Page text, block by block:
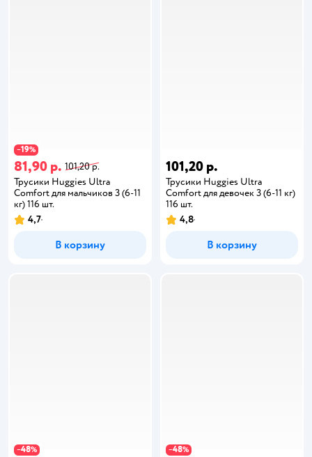
−19%
81,90 р. 101,20 р.
Трусики Huggies Ultra
Comfort для мальчиков 3 (6-11
кг) 116 шт.
4,7
В корзину
101,20 р.
Трусики Huggies Ultra
Comfort для девочек 3 (6-11 кг)
116 шт.
4,8
В корзину
−48% −48%